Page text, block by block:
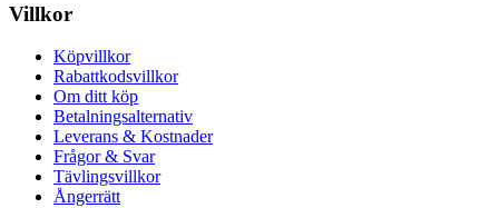
Villkor
Köpvillkor
Rabattkodsvillkor
Om ditt köp
Betalningsalternativ
Leverans & Kostnader
Frågor & Svar
Tävlingsvillkor
Ångerrätt